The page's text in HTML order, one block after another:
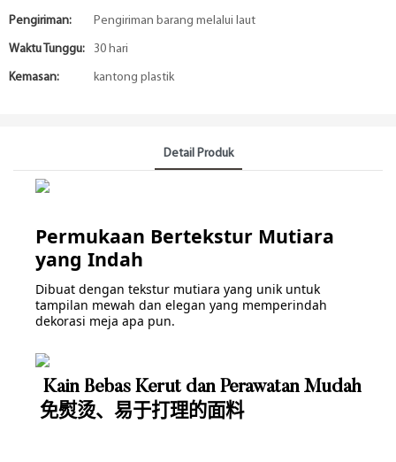
Pengiriman: Pengiriman barang melalui laut
Waktu Tunggu: 30 hari
Kemasan: kantong plastik
Detail Produk
Permukaan Bertekstur Mutiara
yang Indah
Dibuat dengan tekstur mutiara yang unik untuk
tampilan mewah dan elegan yang memperindah
dekorasi meja apa pun.
Kain Bebas Kerut dan Perawatan Mudah
免熨烫、易于打理的面料